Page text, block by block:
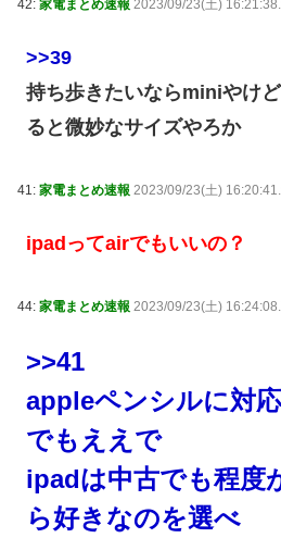
42: 家電まとめ速報 2023/09/23(土)
>>39
持ち歩きたいならminiやけ
ると微妙なサイズやろか
41: 家電まとめ速報 2023/09/23(土)
ipadってairでもいいの？
44: 家電まとめ速報 2023/09/23(土)
>>41
appleペンシルに対
でもええで
ipadは中古でも程度
ら好きなのを選べ